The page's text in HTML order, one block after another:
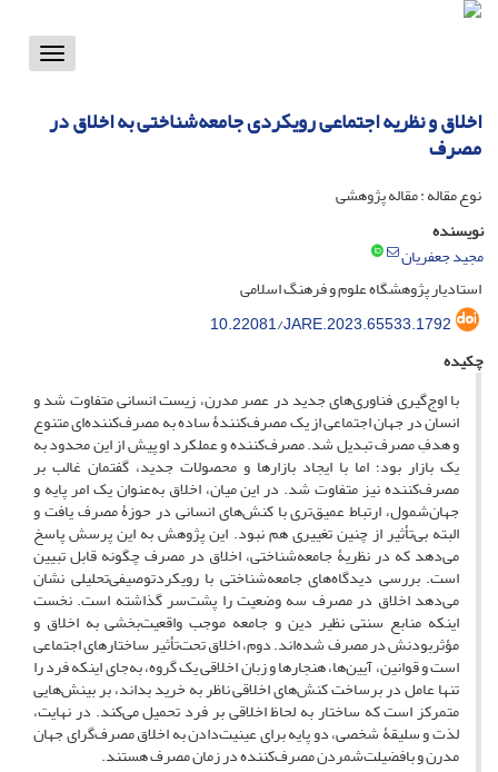
Toggle
اخلاق و نظریه اجتماعی رویکردی جامعه‌شناختی به اخلاق در
مصرف
نوع مقاله : مقاله پژوهشی
نویسنده
مجید جعفریان
استادیار پژوهشگاه علوم و فرهنگ اسلامی
10.22081/JARE.2023.65533.1792
چکیده
با اوج‌گیری فناوری‌های جدید در عصر مدرن، زیست انسانی متفاوت شد و
انسان در جهان اجتماعی از یک مصرف‌کنندۀ ساده به مصرف‌کننده‌ای متنوع
و هدفِ مصرف تبدیل شد. مصرف‌کننده و عملکرد او پیش از این محدود به
یک بازار بود؛ اما با ایجاد بازارها و محصولات جدید، گفتمان غالب بر
مصرف‌کننده نیز متفاوت شد. در این میان، اخلاق به‌عنوان یک امر پایه و
جهان‌شمول، ارتباط عمیق‌تری با کنش‌های انسانی در حوزۀ مصرف یافت و
البته بی‌تأثیر از چنین تغییری هم نبود. این پژوهش به این پرسش پاسخ
می‌دهد که در نظریۀ جامعه‌شناختی، اخلاق در مصرف چگونه قابل تبیین
است. بررسی دیدگاه‌های جامعه‌شناختی با رویکردتوصیفی‌تحلیلی نشان
می‌دهد اخلاق در مصرف سه وضعیت را پشت‌سر گذاشته است. نخست
اینکه منابع سنتی نظیر دین و جامعه موجب واقعیت‌بخشی به اخلاق و
مؤثربودنش در مصرف شده‌اند. دوم، اخلاق تحت‌تأثیر ساختارهای اجتماعی
است و قوانین، آیین‌ها، هنجارها و زبان اخلاقی یک گروه، به‌جای اینکه فرد را
تنها عامل در برساخت کنش‌های اخلاقی ناظر به خرید بداند، بر بینش‌هایی
متمرکز است که ساختار به لحاظ اخلاقی بر فرد تحمیل می‌کند. در نهایت،
لذت و سلیقۀ شخصی، دو پایه برای عینیت‌دادن به اخلاق مصرف‌گرای جهان
مدرن و بافضیلت‌‌شمردن مصرف‌کننده در زمان مصرف هستند.